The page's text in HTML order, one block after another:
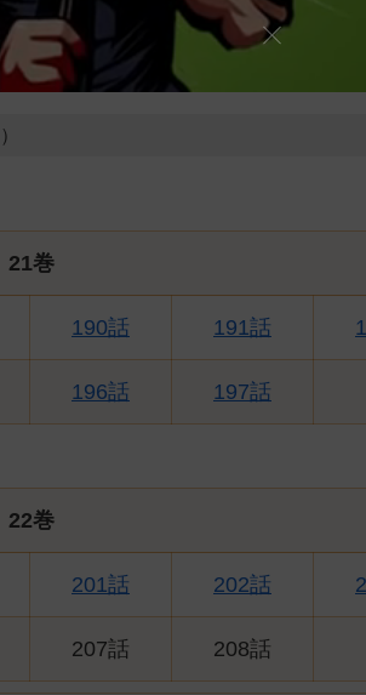
21巻
190話 191話
196話 197話
22巻
201話 202話
207話 208話